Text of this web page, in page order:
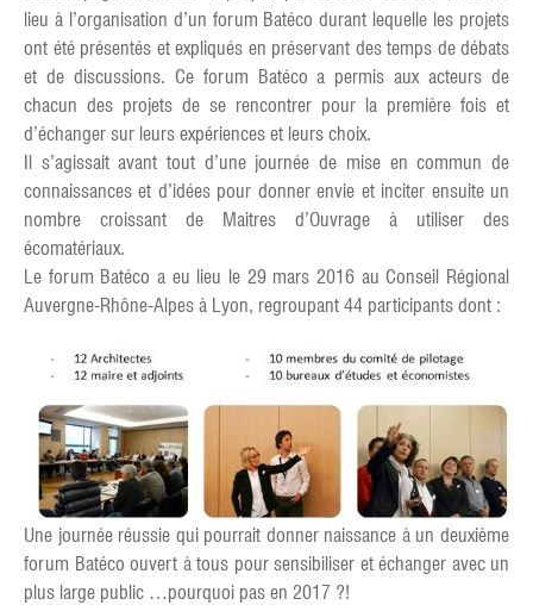
lieu à l’organisation d’un forum Batéco durant lequelle les projets
ont été présentés et expliqués en préservant des temps de débats
et de discussions. Ce forum Batéco a permis aux acteurs de
chacun des projets de se rencontrer pour la première fois et
d’échanger sur leurs expériences et leurs choix.
Il s’agissait avant tout d’une journée de mise en commun de
connaissances et d’idées pour donner envie et inciter ensuite un
nombre croissant de Maitres d’Ouvrage à utiliser des
écomatériaux.
Le forum Batéco a eu lieu le 29 mars 2016 au Conseil Régional
Auvergne-Rhône-Alpes à Lyon, regroupant 44 participants dont :
Une journée réussie qui pourrait donner naissance à un deuxième
forum Batéco ouvert à tous pour sensibiliser et échanger avec un
plus large public …pourquoi pas en 2017 ?!